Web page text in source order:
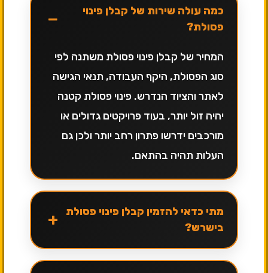
כמה עולה שירות של קבלן פינוי
פסולת?
−
המחיר של קבלן פינוי פסולת משתנה לפי
סוג הפסולת, היקף העבודה, תנאי הגישה
לאתר והציוד הנדרש. פינוי פסולת קטנה
יהיה זול יותר, בעוד פרויקטים גדולים או
מורכבים ידרשו פתרון רחב יותר ולכן גם
העלות תהיה בהתאם.
מתי כדאי להזמין קבלן פינוי פסולת
בישרש?
+